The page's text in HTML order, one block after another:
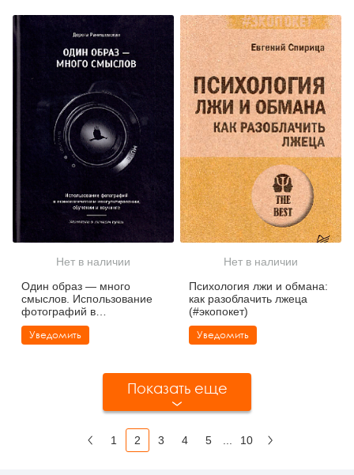
Нет в наличии
Один образ — много
смыслов. Использование
фотографий в
психологическом
консультировании,
Уведомить
Нет в наличии
Психология лжи и обмана:
как разоблачить лжеца
(#экопокет)
Уведомить
Показать еще
1 2 3 4 5 10